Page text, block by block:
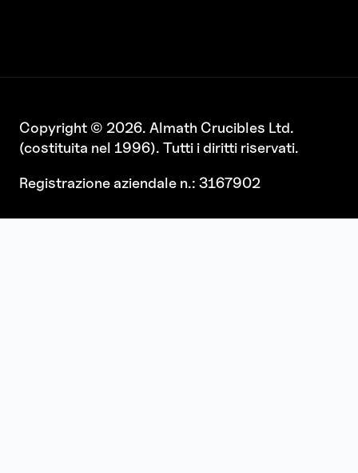
Copyright © 2026. Almath Crucibles Ltd.
(costituita nel 1996). Tutti i diritti riservati.
Registrazione aziendale n.: 3167902